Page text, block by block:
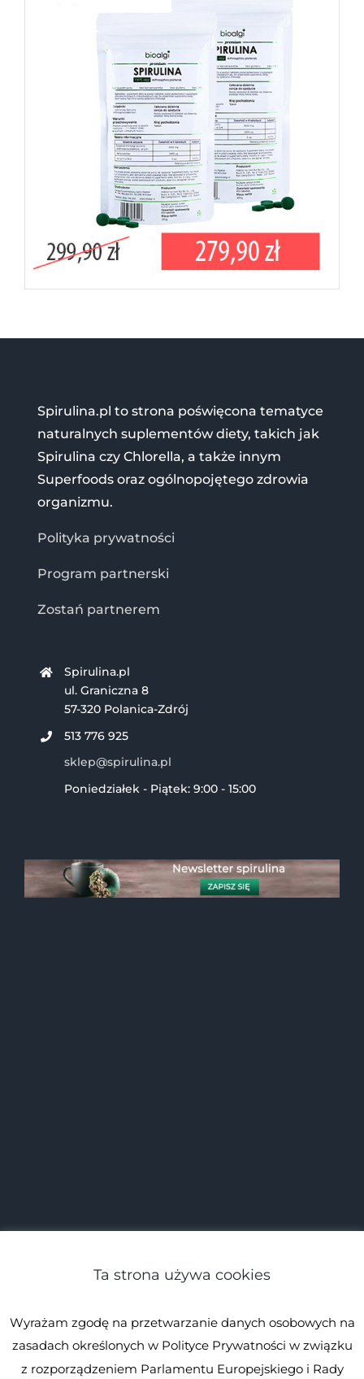
Spirulina.pl to strona poświęcona tematyce
naturalnych suplementów diety, takich jak
Spirulina czy Chlorella, a także innym
Superfoods oraz ogólnopojętego zdrowia
organizmu.
Polityka prywatności
Program partnerski
Zostań partnerem
Spirulina.pl
ul. Graniczna 8
57-320 Polanica-Zdrój
513 776 925
sklep@spirulina.pl
Poniedziałek - Piątek: 9:00 - 15:00
Ta strona używa cookies
Wyrażam zgodę na przetwarzanie danych osobowych na
zasadach określonych w Polityce Prywatności w związku
z rozporządzeniem Parlamentu Europejskiego i Rady